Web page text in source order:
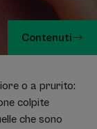
Contenuti
o a prurito:
colpite
che sono